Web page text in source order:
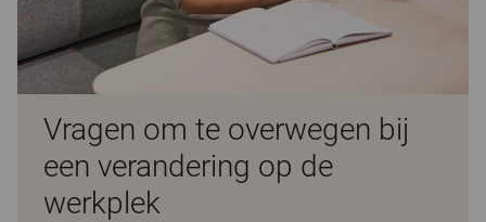
Vragen om te overwegen bij
een verandering op de
werkplek